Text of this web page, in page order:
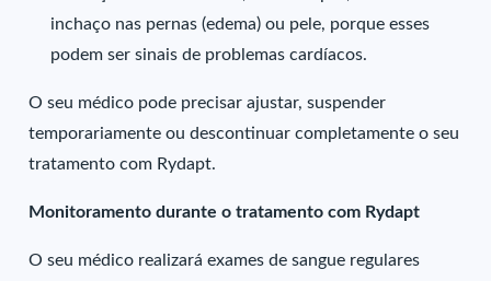
inchaço nas pernas (edema) ou pele, porque esses
podem ser sinais de problemas cardíacos.
O seu médico pode precisar ajustar, suspender
temporariamente ou descontinuar completamente o seu
tratamento com Rydapt.
Monitoramento durante o tratamento com Rydapt
O seu médico realizará exames de sangue regulares